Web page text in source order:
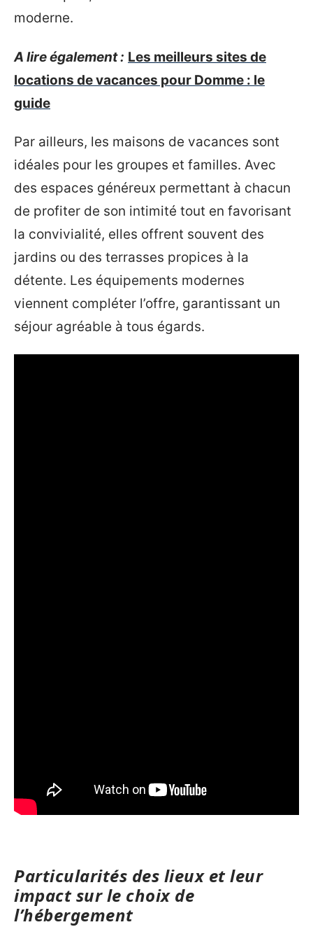
moderne.
A lire également : Les meilleurs sites de
locations de vacances pour Domme : le
guide
Par ailleurs, les maisons de vacances sont
idéales pour les groupes et familles. Avec
des espaces généreux permettant à chacun
de profiter de son intimité tout en favorisant
la convivialité, elles offrent souvent des
jardins ou des terrasses propices à la
détente. Les équipements modernes
viennent compléter l’offre, garantissant un
séjour agréable à tous égards.
Particularités des lieux et leur
impact sur le choix de
l’hébergement